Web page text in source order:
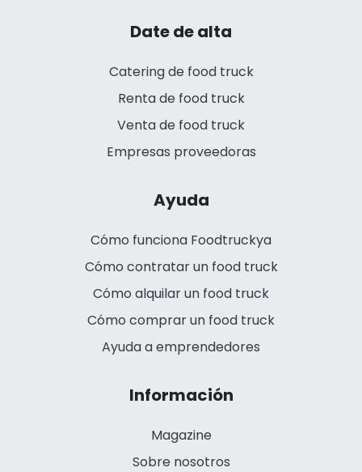
Date de alta
Catering de food truck
Renta de food truck
Venta de food truck
Empresas proveedoras
Ayuda
Cómo funciona Foodtruckya
Cómo contratar un food truck
Cómo alquilar un food truck
Cómo comprar un food truck
Ayuda a emprendedores
Información
Magazine
Sobre nosotros